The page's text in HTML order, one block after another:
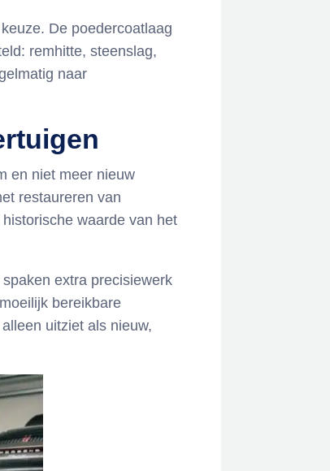
De poedercoatlaag
remhitte, steenslag,
naar
en niet meer nieuw
restaureren van
waarde van het
extra precisiewerk
bereikbare
uitziet als nieuw,